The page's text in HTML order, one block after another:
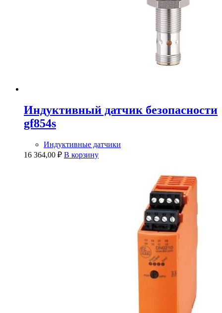
Индуктивный датчик безопасности
gf854s
Индуктивные датчики
16 364,00 ₽ В корзину